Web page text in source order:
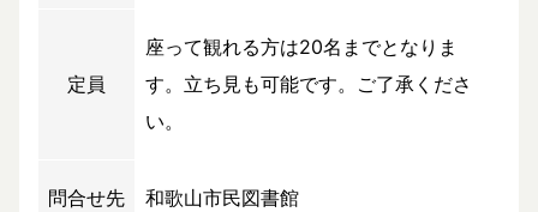
定員
座って観れる方は20名までとなりま
す。立ち見も可能です。ご了承くださ
い。
問合せ先 和歌山市民図書館